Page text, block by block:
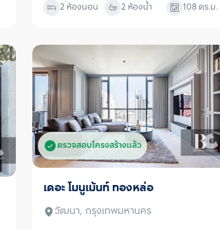
2 ห้องนอน 2 ห้องน้ำ 108 ตร.ม.
ตรวจสอบโครงสร้างแล้ว
ขาย
เดอะ โมนูเม้นท์ ทองหล่อ
วัฒนา, กรุงเทพมหานคร